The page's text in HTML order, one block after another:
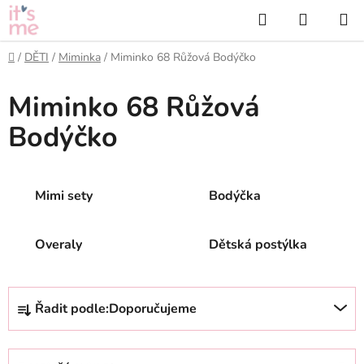
Přejít
na
obsah
Hledat
KOŠÍK
Domů
/ DĚTI / Miminka / Miminko 68 Růžová Bodýčko
Miminko 68 Růžová
Bodýčko
Mimi sety Bodýčka
Overaly Dětská postýlka
Ř
z
Řadit podle:Doporučujeme